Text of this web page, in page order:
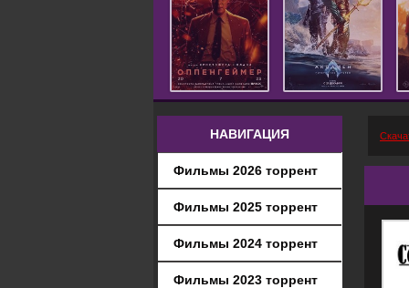
НАВИГАЦИЯ
Фильмы 2026 торрент
Фильмы 2025 торрент
Фильмы 2024 торрент
Фильмы 2023 торрент